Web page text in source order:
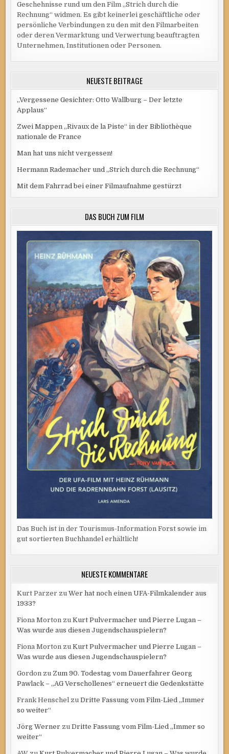
Geschehnisse rund um den Film „Strich durch die
Rechnung“ widmen. Es gibt keinerlei geschäftliche oder
persönliche Verbindungen zu den mit den Filmarbeiten
oder deren Vermarktung und Verwertung beauftragten
Unternehmen, Institutionen oder Personen.
NEUESTE BEITRÄGE
„Vergessene Gesichter: Otto Wallburg – Der letzte
Applaus“
Zwei Mappen „Rivaux de la Piste“ in der Bibliothèque
nationale de France
Man hat uns nicht vergessen!
Hermann Rademacher und „Strich durch die Rechnung“
Mit dem Fahrrad bei einer Filmaufnahme gestürzt
DAS BUCH ZUM FILM
Das Buch ist in der Tourismus-Information Forst sowie im
gut sortierten Buchhandel erhältlich!
NEUESTE KOMMENTARE
Kurt Parzer zuWer hat noch einen UFA-Filmkalender aus
1933?
Fiona Morton zuKurt Pulvermacher und Pierre Lugan –
Was wurde aus diesen Jugendschauspielern?
Fiona Morton zuKurt Pulvermacher und Pierre Lugan –
Was wurde aus diesen Jugendschauspielern?
Gordon zu Zum 90. Todestag vom Dauerfahrer Georg
Pawlack – „AG Verschollenes“ erneuert die Gedenkstätte
Frank Henschel zuDritte Fassung vom Film-Lied „Immer
so weiter“
Jörg Werner zuDritte Fassung vom Film-Lied „Immer so
weiter“